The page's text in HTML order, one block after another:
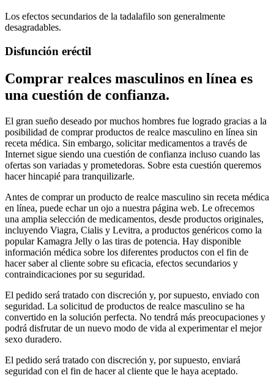
Los efectos secundarios de la tadalafilo son generalmente
desagradables.
Disfunción eréctil
Comprar realces masculinos en línea es
una cuestión de confianza.
El gran sueño deseado por muchos hombres fue logrado gracias a la
posibilidad de comprar productos de realce masculino en línea sin
receta médica. Sin embargo, solicitar medicamentos a través de
Internet sigue siendo una cuestión de confianza incluso cuando las
ofertas son variadas y prometedoras. Sobre esta cuestión queremos
hacer hincapié para tranquilizarle.
Antes de comprar un producto de realce masculino sin receta médica
en línea, puede echar un ojo a nuestra página web. Le ofrecemos
una amplia selección de medicamentos, desde productos originales,
incluyendo Viagra, Cialis y Levitra, a productos genéricos como la
popular Kamagra Jelly o las tiras de potencia. Hay disponible
información médica sobre los diferentes productos con el fin de
hacer saber al cliente sobre su eficacia, efectos secundarios y
contraindicaciones por su seguridad.
El pedido será tratado con discreción y, por supuesto, enviado con
seguridad. La solicitud de productos de realce masculino se ha
convertido en la solución perfecta. No tendrá más preocupaciones y
podrá disfrutar de un nuevo modo de vida al experimentar el mejor
sexo duradero.
El pedido será tratado con discreción y, por supuesto, enviará
seguridad con el fin de hacer al cliente que le haya aceptado.